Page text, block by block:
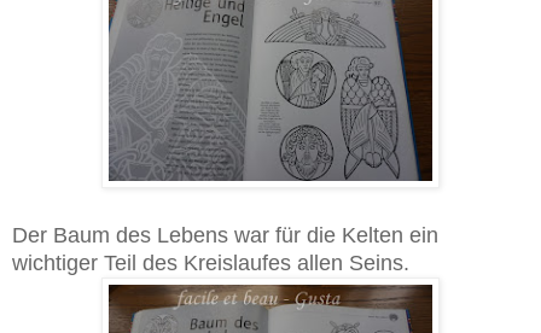
Der Baum des Lebens war für die Kelten ein
wichtiger Teil des Kreislaufes allen Seins.